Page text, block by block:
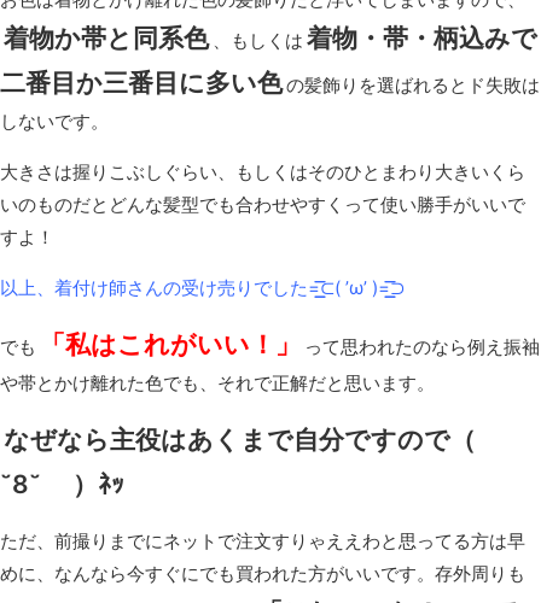
着物か帯と同系色 、もしくは 着物・帯・柄込みで
二番目か三番目に多い色の髪飾りを選ばれるとド失敗は
しないです。
大きさは握りこぶしぐらい、もしくはそのひとまわり大きいくら
いのものだとどんな髪型でも合わせやすくって使い勝手がいいで
すよ！
以上、着付け師さんの受け売りでした=͟͟͞͞⊂( ’ω’ )=͟͟͞͞⊃
でも 「私はこれがいい！」
って思われたのなら例え振袖
や帯とかけ離れた色でも、それで正解だと思います。
なぜなら主役はあくまで自分ですので（
˘8˘ ）ﾈｯ
ただ、前撮りまでにネットで注文すりゃええわと思ってる方は早
めに、なんなら今すぐにでも買われた方がいいです。存外周りも